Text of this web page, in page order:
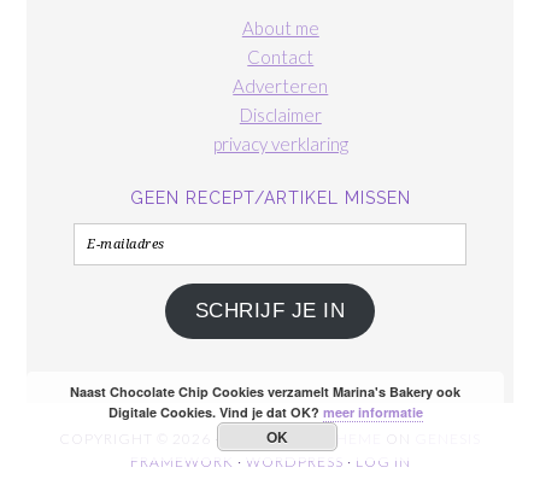
About me
Contact
Adverteren
Disclaimer
privacy verklaring
GEEN RECEPT/ARTIKEL MISSEN
E-
mailadres
SCHRIJF JE IN
COPYRIGHT © 2026 · FOODIE PRO THEME
FRAMEWORK · WORDPRESS · LOG IN
Naast Chocolate Chip Cookies verzamelt Marina's Bakery ook
Digitale Cookies. Vind je dat OK? meer informatie
OK